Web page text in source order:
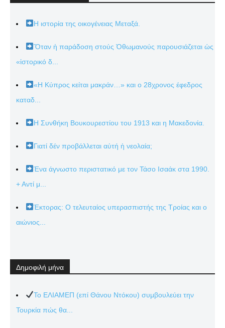
Η ιστορία της οικογένειας Μεταξά.
Ὅταν ἡ παράδοση στούς Ὀθωμανούς παρουσιάζεται ὡς
«ἱστορικό δ...
«Η Κύπρος κείται μακράν…» και ο 28χρονος έφεδρος
καταδ...
Η Συνθήκη Βουκουρεστίου του 1913 και η Μακεδονία.
Γιατί δέν προβάλλεται αὐτή ἡ νεολαία;
Ένα άγνωστο περιστατικό με τον Τάσο Ισαάκ στα 1990.
+ Αντί μ...
Έκτορας: Ο τελευταίος υπερασπιστής της Τροίας και ο
αιώνιος...
Δημοφιλή μήνα
Το ΕΛΙΑΜΕΠ (επί Θάνου Ντόκου) συμβουλεύει την
Τουρκία πώς θα...